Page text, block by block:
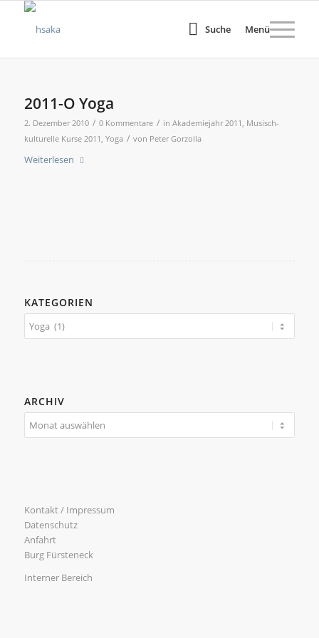
Suche Menü
2011-O Yoga
2. Dezember 2010 / 0 Kommentare / in Akademiejahr 2011 , Musisch-
kulturelle Kurse 2011 , Yoga / von Peter Gorzolla
Weiterlesen
KATEGORIEN
ARCHIV
Kontakt / Impressum
Datenschutz
Anfahrt
Burg Fürsteneck
Interner Bereich